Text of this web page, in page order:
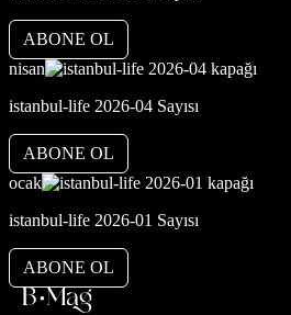
ABONE OL
nisan
istanbul-life 2026-04 Sayısı
ABONE OL
ocak
istanbul-life 2026-01 Sayısı
ABONE OL